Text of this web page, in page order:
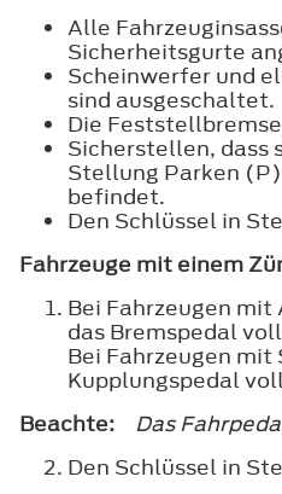
Alle
Sicherheitsgurte
Scheinwerfer und
sind ausgeschaltet.
Die
Sicherstellen, dass
Stellung Parken
befindet.
Den Schlüssel in
Fahrzeuge mit einem
Bei Fahrzeugen
das Bremspedal
Bei Fahrzeugen
Kupplungspedal
Beachte:
Das
Den Schlüssel in